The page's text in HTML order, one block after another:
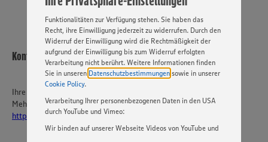
Basis Ihrer Einstellungen ggf. nicht mehr alle
Funktionalitäten zur Verfügung stehen. Sie haben das
Recht, ihre Einwilligung jederzeit zu widerrufen. Durch den
Widerruf der Einwilligung wird die Rechtmäßigkeit der
aufgrund der Einwilligung bis zum Widerruf erfolgten
Verarbeitung nicht berührt. Weitere Informationen finden
Sie in unseren Datenschutzbestimmungen sowie in unserer
Cookie Policy.
Verarbeitung Ihrer personenbezogenen Daten in den USA
durch YouTube und Vimeo:
Wir binden auf unserer Webseite Videos von YouTube und
Kontakt
Ihre Ansprechperson
Mehr über EDEKA Südwest:
https://karriere-edeka.de/